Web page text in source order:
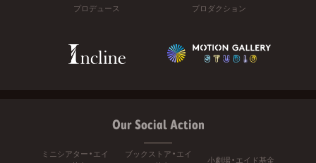
プロデュース プロダクション
Our Social Action
ミニシアター・エイ
ブックストア・エイ
小劇場・エイド基金